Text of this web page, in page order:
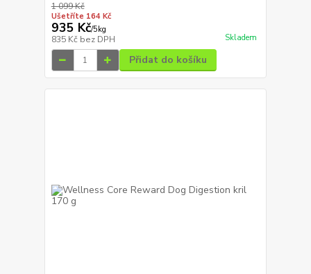
1 099 Kč
Ušetříte 164 Kč
935 Kč/5kg
835 Kč bez DPH Skladem
Přidat do košíku